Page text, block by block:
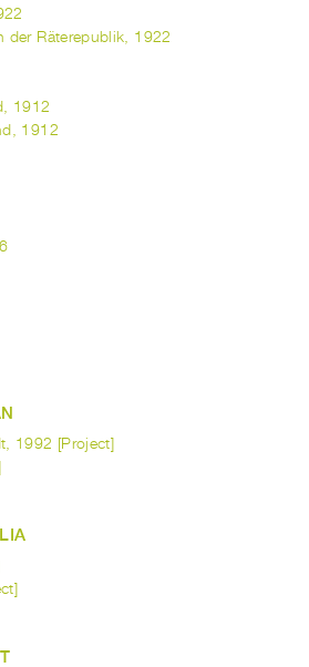
der Räterepublik, 1922
1912
1912
1992 [Project]